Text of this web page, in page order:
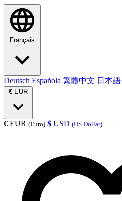
Français
Deutsch Española 繁體中文 日本語
€ EUR
€ EUR (Euro) $ USD (US Dollar)